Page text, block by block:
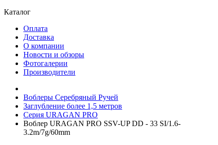
Каталог
Оплата
Доставка
О компании
Новости и обзоры
Фотогалерии
Производители
Воблеры Серебряный Ручей
Заглубление более 1,5 метров
Серия URAGAN PRO
Воблер URAGAN PRO SSV-UP DD - 33 SI/1.6-
3.2m/7g/60mm